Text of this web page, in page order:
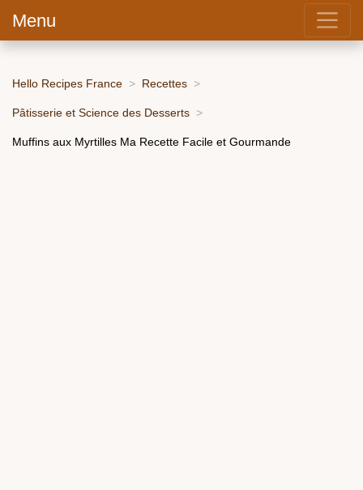
Menu
Hello Recipes France Recettes
Pâtisserie et Science des Desserts
Muffins aux Myrtilles Ma Recette Facile et Gourmande